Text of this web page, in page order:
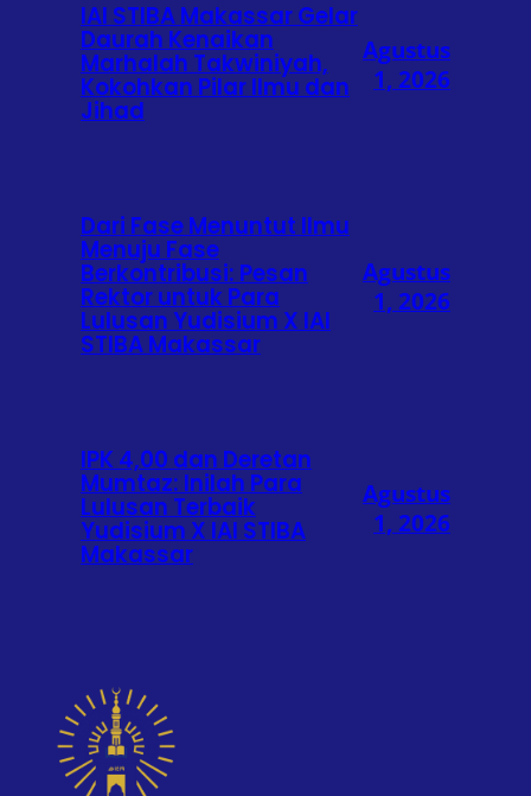
IAI STIBA Makassar Gelar
Daurah Kenaikan
Marhalah Takwiniyah,
Kokohkan Pilar Ilmu dan
Jihad
Agustus
1, 2026
Dari Fase Menuntut Ilmu
Menuju Fase
Berkontribusi: Pesan
Rektor untuk Para
Lulusan Yudisium X IAI
STIBA Makassar
Agustus
1, 2026
IPK 4,00 dan Deretan
Mumtaz: Inilah Para
Lulusan Terbaik
Yudisium X IAI STIBA
Makassar
Agustus
1, 2026